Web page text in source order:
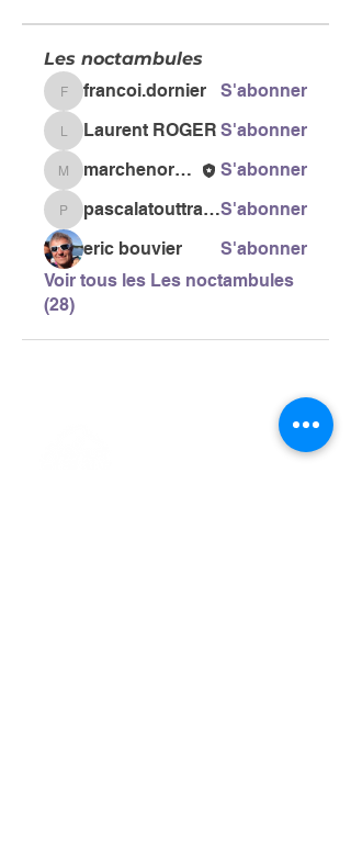
Les noctambules
francoi.dornier
francoi.dornier S'abonner
Laurent ROGER
Laurent ROGER S'abonner
marchenordiquegailmarchenordiquegail S'abonner
pascalatouttravaux pascalatouttravauxS'abonner
eric bouvier
S'abonner
Voir tous les Les noctambules
(28)